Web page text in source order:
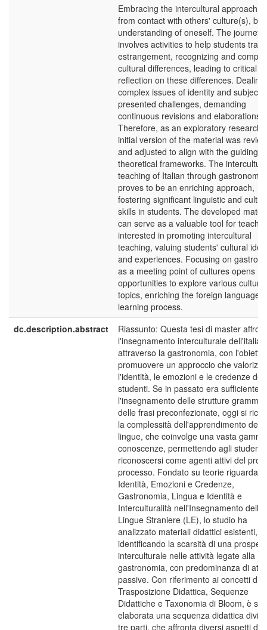
Embracing the intercultural approach
from contact with others' culture(s),
understanding of oneself. The journey
involves activities to help students
estrangement, recognizing and
cultural differences, leading to critical
reflection on these differences. Dealing
complex issues of identity and
presented challenges, demanding
continuous revisions and elaborations.
Therefore, as an exploratory research,
initial version of the material was
and adjusted to align with the guiding
theoretical frameworks. The
teaching of Italian through gastronomy
proves to be an enriching approach,
fostering significant linguistic and
skills in students. The developed
can serve as a valuable tool for
interested in promoting intercultural
teaching, valuing students' cultural
and experiences. Focusing on
as a meeting point of cultures opens
opportunities to explore various cultural
topics, enriching the foreign language
learning process.
dc.description.abstract
Riassunto: Questa tesi di master
l'insegnamento interculturale
attraverso la gastronomia, con
promuovere un approccio che valorizzi
l'identità, le emozioni e le credenze
studenti. Se in passato era sufficiente
l'insegnamento delle strutture
delle frasi preconfezionate, oggi si
la complessità dell'apprendimento delle
lingue, che coinvolge una vasta
conoscenze, permettendo agli studenti
riconoscersi come agenti attivi del
processo. Fondato su teorie riguardanti
Identità, Emozioni e Credenze,
Gastronomia, Lingua e Identità e
Interculturalità nell'Insegnamento delle
Lingue Straniere (LE), lo studio ha
analizzato materiali didattici esistenti,
identificando la scarsità di una
interculturale nelle attività legate alla
gastronomia, con predominanza di
passive. Con riferimento ai concetti di
Trasposizione Didattica, Sequenze
Didattiche e Taxonomia di Bloom, è
elaborata una sequenza didattica
tre parti, che affronta diversi aspetti